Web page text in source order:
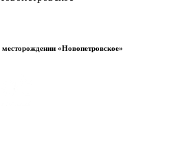
«Новопетровское»